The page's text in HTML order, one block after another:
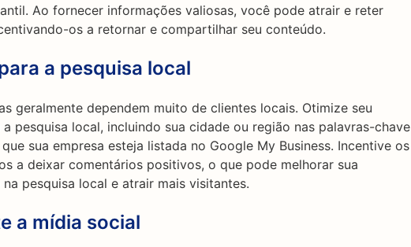
Ao fornecer informações valiosas, você pode atrair e reter
os a retornar e compartilhar seu conteúdo.
a pesquisa local
geralmente dependem muito de clientes locais. Otimize seu
pesquisa local, incluindo sua cidade ou região nas palavras-chave
sua empresa esteja listada no Google My Business. Incentive os
a deixar comentários positivos, o que pode melhorar sua
pesquisa local e atrair mais visitantes.
a mídia social